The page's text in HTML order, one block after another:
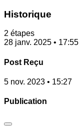
Historique
2 étapes
28 janv. 2025 • 17:55
Post Reçu
5 nov. 2023 • 15:27
Publication